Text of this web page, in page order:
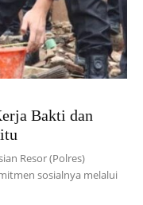
Bakti dan
Resor (Polres)
sosialnya melalui